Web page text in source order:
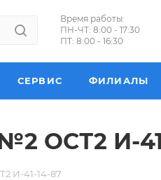
Время работы:
ПН-ЧТ: 8:00 - 17:30
ПТ: 8:00 - 16:30
СЕРВИС ФИЛИАЛЫ
ОСТ2 И-
И-41-14-87